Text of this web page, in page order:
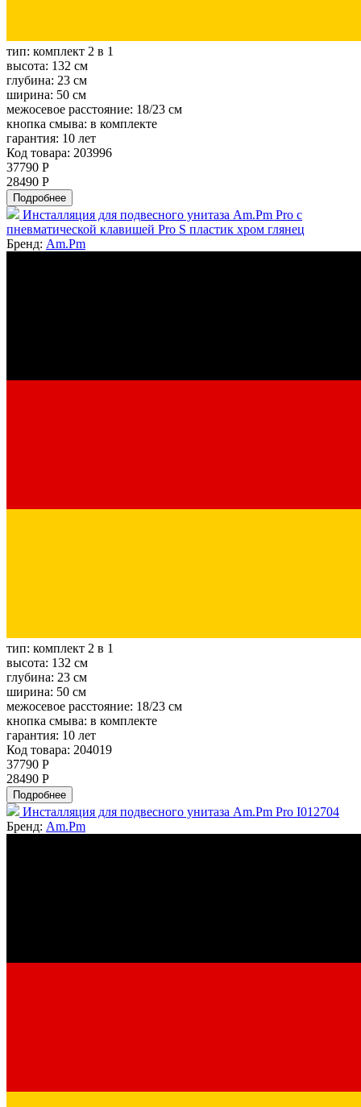
тип: комплект 2 в 1
высота: 132 см
глубина: 23 см
ширина: 50 см
межосевое расстояние: 18/23 см
кнопка смыва: в комплекте
гарантия: 10 лет
Код товара: 203996
37790 Р
28490 Р
Подробнее
Инсталляция для подвесного унитаза Am.Pm Pro с
пневматической клавишей Pro S пластик хром глянец
Бренд: Am.Pm
тип: комплект 2 в 1
высота: 132 см
глубина: 23 см
ширина: 50 см
межосевое расстояние: 18/23 см
кнопка смыва: в комплекте
гарантия: 10 лет
Код товара: 204019
37790 Р
28490 Р
Подробнее
Инсталляция для подвесного унитаза Am.Pm Pro I012704
Бренд: Am.Pm